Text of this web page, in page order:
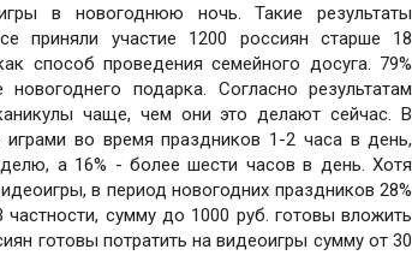
в новогоднюю ночь. Такие результаты
приняли участие 1200 россиян старше 18
способ проведения семейного досуга. 79%
подарка. Согласно результатам
чаще, чем они это делают сейчас. В
играми во время праздников 1-2 часа в день,
а 16% - более шести часов в день. Хотя
в период новогодних праздников 28%
сумму до 1000 руб. готовы вложить
готовы потратить на видеоигры сумму от 30